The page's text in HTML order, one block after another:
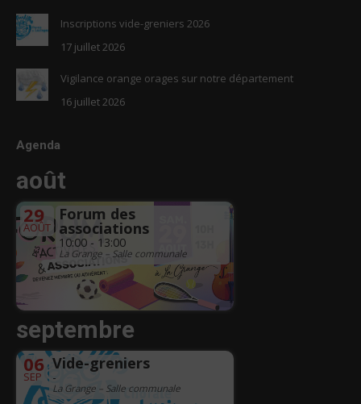
Inscriptions vide-greniers 2026
17 juillet 2026
Vigilance orange orages sur notre département
16 juillet 2026
Agenda
août
29
AOÛT
Forum des
associations
10:00 - 13:00
La Grange – Salle communale
septembre
06
SEP
Vide-greniers
-
La Grange – Salle communale